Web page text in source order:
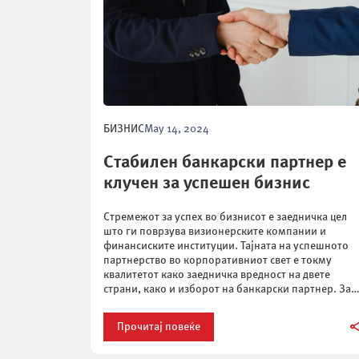
БИЗНИСMay 14, 2024
Стабилен банкарски партнер е
клучен за успешен бизнис
Стремежот за успех во бизнисот е заедничка цел
што ги поврзува визионерските компании и
финансиските институции. Тајната на успешното
партнерство во корпоративниот свет е токму
квалитетот како заедничка вредност на двете
страни, како и изборот на банкарски партнер. За
за пробив на […]
Прочитај повеќе